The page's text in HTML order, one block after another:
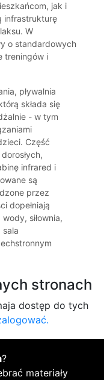
jak i
infrastrukturę
W
o standardowych
treningów i
pływalnia
składa się
- w tym
Część
infrared i
są
przez
dopełniają
siłownia,
stronach
dostęp do tych
?
materiały